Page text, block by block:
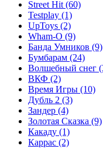
Street Hit (60)
Testplay (1)
UpToys (2)
Wham-O (9)
Банда Умников (9)
Бумбарам (24)
Волшебный снег
ВКФ (2)
Время Игры (10)
Дубль 2 (3)
Зандер (4)
Золотая Сказка (9)
Какаду (1)
Каррас (2)